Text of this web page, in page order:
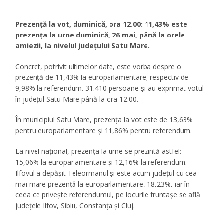
Prezență la vot, duminică, ora 12.00: 11,43% este
prezența la urne duminică, 26 mai, până la orele
amiezii, la nivelul județului Satu Mare.
Concret, potrivit ultimelor date, este vorba despre o
prezență de 11,43% la europarlamentare, respectiv de
9,98% la referendum. 31.410 persoane și-au exprimat votul
în județul Satu Mare până la ora 12.00.
În municipiul Satu Mare, prezența la vot este de 13,63%
pentru europarlamentare și 11,86% pentru referendum.
La nivel național, prezența la urne se prezintă astfel:
15,06% la europarlamentare și 12,16% la referendum.
Ilfovul a depășit Teleormanul și este acum județul cu cea
mai mare prezență la europarlamentare, 18,23%, iar în
ceea ce privește referendumul, pe locurile fruntașe se află
județele Ilfov, Sibiu, Constanța și Cluj.